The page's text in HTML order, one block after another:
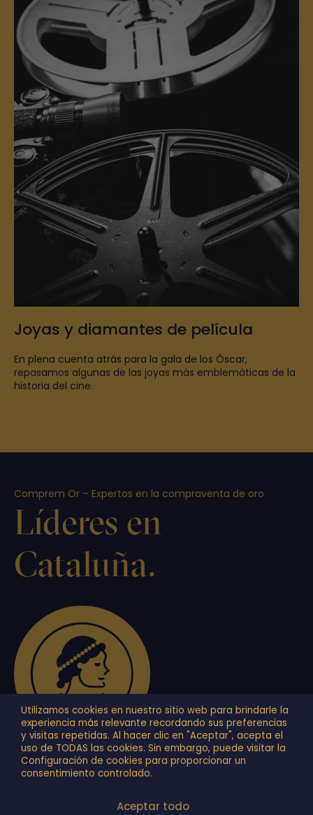
Joyas y diamantes de película
En plena cuenta atrás para la gala de los Óscar,
repasamos algunas de las joyas más emblemáticas de la
historia del cine.
Comprem Or – Expertos en la compraventa de oro
Líderes en
Cataluña.
+34 934 878 749
AVISO LEGAL|POLÍTICA DE COOKIES
Utilizamos cookies en nuestro sitio web para brindarle la
experiencia más relevante recordando sus preferencias
y visitas repetidas. Al hacer clic en "Aceptar", acepta el
uso de TODAS las cookies. Sin embargo, puede visitar la
Configuración de cookies para proporcionar un
consentimiento controlado.
Aceptar todo